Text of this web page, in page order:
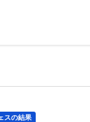
スの結果